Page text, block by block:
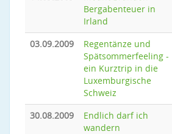
Bergabenteuer in
Irland
03.09.2009
Regentänze und
Spätsommerfeeling -
ein Kurztrip in die
Luxemburgische
Schweiz
30.08.2009
Endlich darf ich
wandern